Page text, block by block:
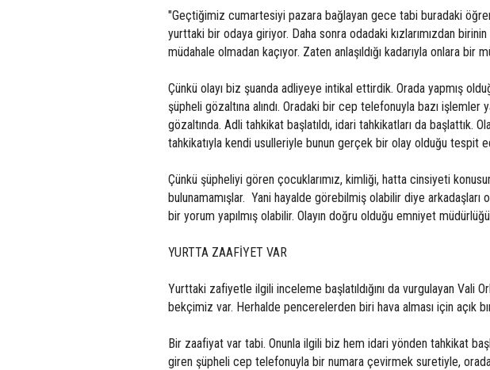
"Geçtiğimiz cumartesiyi pazara bağlayan gece tabi buradaki
yurttaki bir odaya giriyor. Daha sonra odadaki kızlarımızdan
müdahale olmadan kaçıyor. Zaten anlaşıldığı kadarıyla onlara bir
Çünkü olayı biz şuanda adliyeye intikal ettirdik. Orada yapmış
şüpheli gözaltına alındı. Oradaki bir cep telefonuyla bazı
gözaltında. Adli tahkikat başlatıldı, idari tahkikatları da başlattık.
tahkikatıyla kendi usulleriyle bunun gerçek bir olay olduğu tespit
Çünkü şüpheliyi gören çocuklarımız, kimliği, hatta cinsiyeti
bulunamamışlar. Yani hayalde görebilmiş olabilir diye
bir yorum yapılmış olabilir. Olayın doğru olduğu emniyet
YURTTA ZAAFİYET VAR
Yurttaki zafiyetle ilgili inceleme başlatıldığını da vurgulayan Vali
bekçimiz var. Herhalde pencerelerden biri hava alması için açık
Bir zaafiyat var tabi. Onunla ilgili biz hem idari yönden tahkikat
giren şüpheli cep telefonuyla bir numara çevirmek suretiyle,